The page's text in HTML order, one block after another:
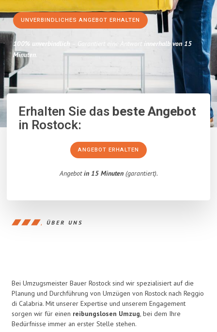
UNVERBINDLICHES ANGEBOT ERHALTEN
100% unverbindlich – Garantiert eine Antwort innerhalb von 15
Minuten.
Erhalten Sie dasbeste Angebot
in Rostock:
ANGEBOT ERHALTEN
Angebotin 15 Minuten(garantiert).
ÜBER UNS
Bei Umzugsmeister Bauer Rostock sind wir spezialisiert auf die
Planung und Durchführung von Umzügen von Rostock nach Reggio
di Calabria. Mit unserer Expertise und unserem Engagement
sorgen wir für einen reibungslosen Umzug, bei dem Ihre
Bedürfnisse immer an erster Stelle stehen.